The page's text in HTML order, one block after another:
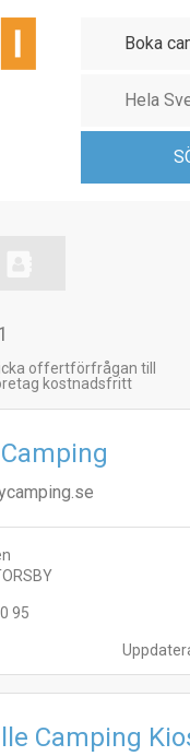
offertförfrågan till
kostnadsfritt
95
Camping